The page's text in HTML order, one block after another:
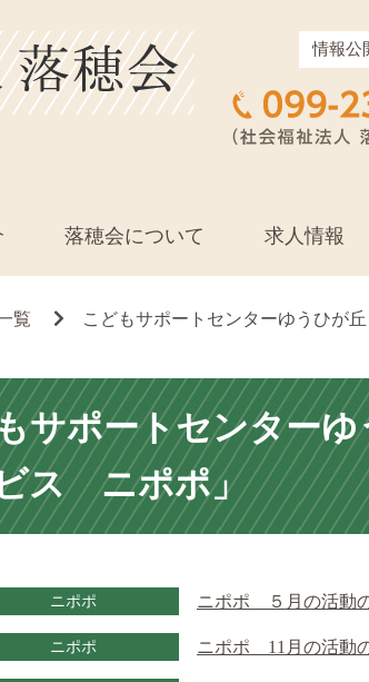
情報公
落穂会について 求人情報
覧 こどもサポートセンターゆうひが
サポートセンター
ス ニポポ」
ニポポ ニポポ ５月の活動
ニポポ ニポポ 11月の活動